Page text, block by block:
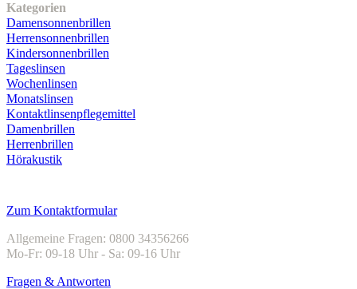
Kategorien
Damensonnenbrillen
Herrensonnenbrillen
Kindersonnenbrillen
Tageslinsen
Wochenlinsen
Monatslinsen
Kontaktlinsenpflegemittel
Damenbrillen
Herrenbrillen
Hörakustik
Zum Kontaktformular
Allgemeine Fragen: 0800 34356266
Mo-Fr: 09-18 Uhr - Sa: 09-16 Uhr
Fragen & Antworten